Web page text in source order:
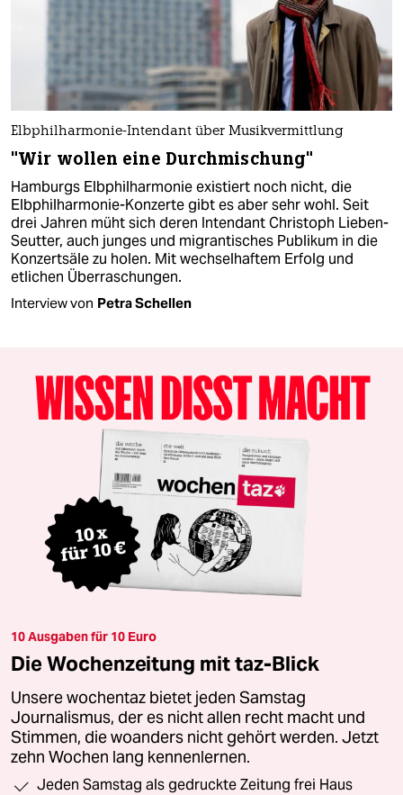
Elbphilharmonie-Intendant über Musikvermittlung
"Wir wollen eine Durchmischung"
Hamburgs Elbphilharmonie existiert noch nicht, die
Elbphilharmonie-Konzerte gibt es aber sehr wohl. Seit
drei Jahren müht sich deren Intendant Christoph Lieben-
Seutter, auch junges und migrantisches Publikum in die
Konzertsäle zu holen. Mit wechselhaftem Erfolg und
etlichen Überraschungen.
Interview von Petra Schellen
10 Ausgaben für 10 Euro
Die Wochenzeitung mit taz-Blick
Unsere wochentaz bietet jeden Samstag
Journalismus, der es nicht allen recht macht und
Stimmen, die woanders nicht gehört werden. Jetzt
zehn Wochen lang kennenlernen.
Jeden Samstag als gedruckte Zeitung frei Haus